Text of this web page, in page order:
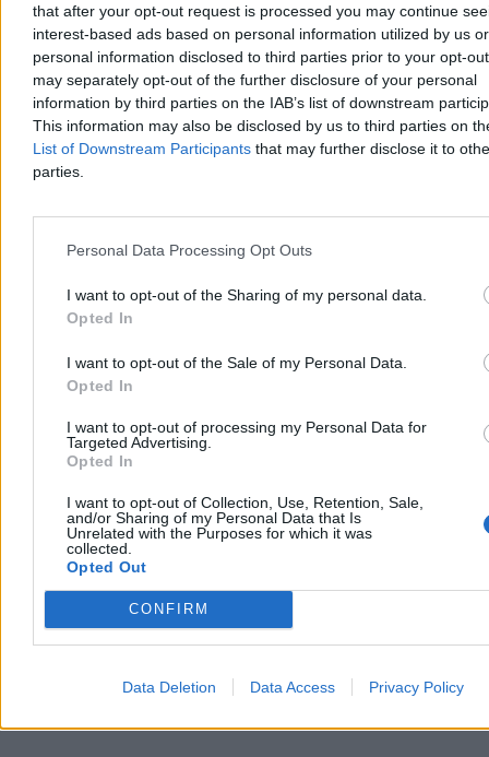
that after your opt-out request is processed you may continue
interest-based ads based on personal information utilized by us or
personal information disclosed to third parties prior to your opt-
may separately opt-out of the further disclosure of your personal
information by third parties on the IAB’s list of downstream
This information may also be disclosed by us to third parties on
List of Downstream Participants that may further disclose it to
parties.
Personal Data Processing Opt Outs
I want to opt-out of the Sharing of my personal data.
Opted In
I want to opt-out of the Sale of my Personal Data.
Opted In
I want to opt-out of processing my Personal Data for
Targeted Advertising.
Opted In
I want to opt-out of Collection, Use, Retention, Sale,
and/or Sharing of my Personal Data that Is
Unrelated with the Purposes for which it was
collected.
Opted Out
CONFIRM
Data Deletion Data Access Privacy Policy
Kraj
Konfederacja przygotowuje się do wyborów.
Zaczyna już układać listy
Choć do wyborów parlamentarnych pozostało sporo czasu, w
Konfederacji miała rozpocząć się już rywalizacja o najlepsze
Mentzena może przesądzić o przyszłej koalicji z PiS.
3 min
Reklama